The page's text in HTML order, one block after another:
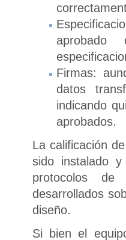
Firmas:
datos
indicando
aprobados.
La calificación
sido instalado
protocolos de
desarrollados
diseño.
Si bien el